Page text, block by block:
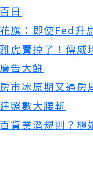
百日
花旗：即使Fed升
雅虎賣掉了！傳威
廣告大餅
房市冰原期又遇房
建照數大腰斬
百貨業潛規則？櫃